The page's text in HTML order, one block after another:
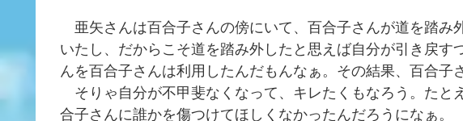
亜矢さんは百合子さんの傍にいて、百合子さんが道を踏み
いたし、だからこそ道を踏み外したと思えば自分が引き戻す
んを百合子さんは利用したんだもんなぁ。その結果、百合子
そりゃ自分が不甲斐なくなって、キレたくもなろう。たと
合子さんに誰かを傷つけてほしくなかったんだろうになぁ。